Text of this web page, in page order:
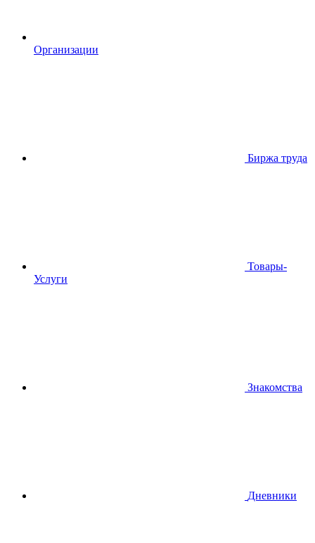
Организации
Биржа труда
Товары-
Услуги
Знакомства
Дневники